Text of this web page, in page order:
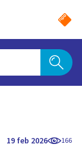
19 feb 2026 166